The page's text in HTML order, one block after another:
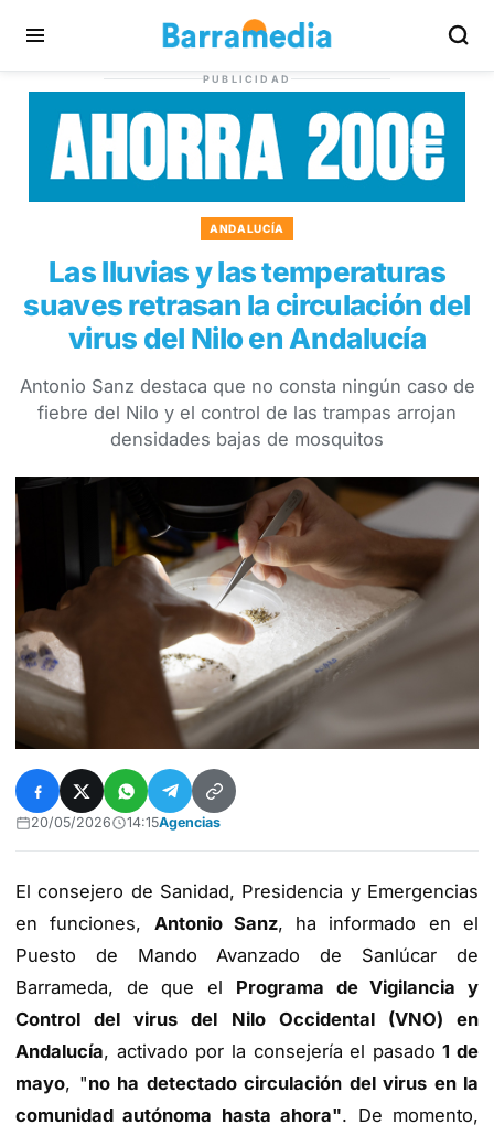
PUBLICIDAD
ANDALUCÍA
Las lluvias y las temperaturas
suaves retrasan la circulación del
virus del Nilo en Andalucía
Antonio Sanz destaca que no consta ningún caso de
fiebre del Nilo y el control de las trampas arrojan
densidades bajas de mosquitos
20/05/2026 14:15Agencias
El consejero de Sanidad, Presidencia y Emergencias
en funciones, Antonio Sanz, ha informado en el
Puesto de Mando Avanzado de Sanlúcar de
Barrameda, de que el Programa de Vigilancia y
Control del virus del Nilo Occidental (VNO) en
Andalucía, activado por la consejería el pasado1 de
mayo, "no ha detectado circulación del virus en la
comunidad autónoma hasta ahora". De momento,